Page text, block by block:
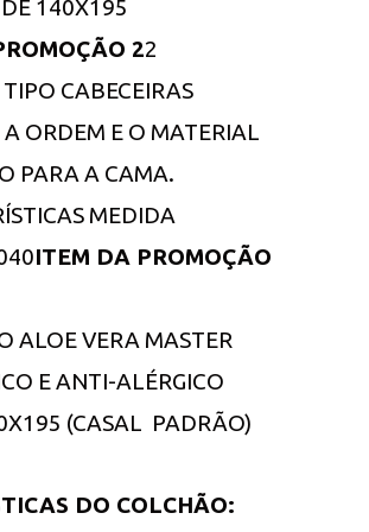
140X195
22
CABECEIRAS
ORDEM E O MATERIAL
PARA A CAMA.
MEDIDA
ITEM DA PROMOÇÃO
ALOE VERA MASTER
E ANTI-ALÉRGICO
(CASAL  PADRÃO)
DO COLCHÃO: